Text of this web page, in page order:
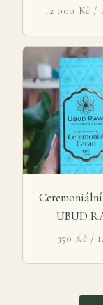
12 000 Kč /
UBUD
350 Kč /